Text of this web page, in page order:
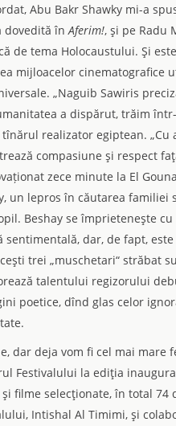
Abu Bakr Shawky mi-a
dovedită înAferim!, şi pe Radu
de tema Holocaustului. Şi
mijloacelor cinematografice
„Naguib Sawiris
a dispărut, trăim
realizator egiptean.
compasiune şi respect
zece minute la El
un lepros în căutarea
Beshay se împrieteneşte
sentimentală, dar, de fapt,
trei „muschetari“ străbat
talentului regizorului
poetice, dînd glas celor
dar deja vom fi cel mai mare
Festivalului la ediţia
filme selecţionate, în total 74
Intishal Al Timimi, şi